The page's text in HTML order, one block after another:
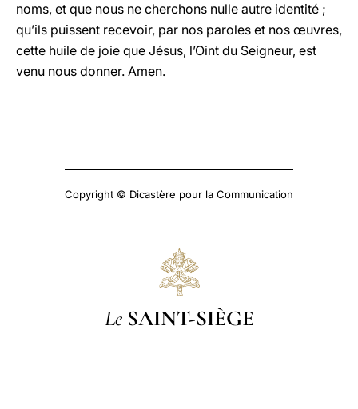
noms, et que nous ne cherchons nulle autre identité ;
qu’ils puissent recevoir, par nos paroles et nos œuvres,
cette huile de joie que Jésus, l’Oint du Seigneur, est
venu nous donner. Amen.
Copyright © Dicastère pour la Communication
Le SAINT-SIÈGE